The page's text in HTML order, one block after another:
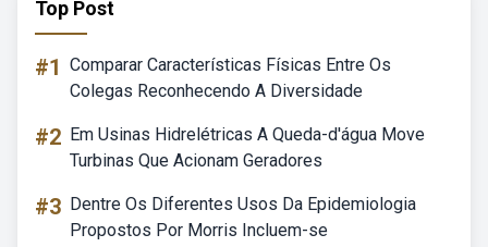
Top Post
#1 Comparar Características Físicas Entre Os
Colegas Reconhecendo A Diversidade
#2 Em Usinas Hidrelétricas A Queda-d'água Move
Turbinas Que Acionam Geradores
#3 Dentre Os Diferentes Usos Da Epidemiologia
Propostos Por Morris Incluem-se